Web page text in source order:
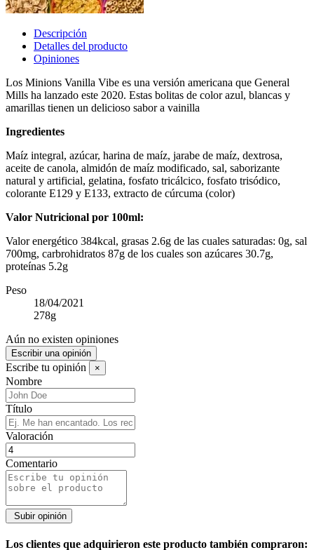
Descripción
Detalles del producto
Opiniones
Los Minions Vanilla Vibe es una versión americana que General
Mills ha lanzado este 2020. Estas bolitas de color azul, blancas y
amarillas tienen un delicioso sabor a vainilla
Ingredientes
Maíz integral, azúcar, harina de maíz, jarabe de maíz, dextrosa,
aceite de canola, almidón de maíz modificado, sal, saborizante
natural y artificial, gelatina, fosfato tricálcico, fosfato trisódico,
colorante E129 y E133, extracto de cúrcuma (color)
Valor Nutricional por 100ml:
Valor energético 384kcal, grasas 2.6g de las cuales saturadas: 0g, sal
700mg, carbrohidratos 87g de los cuales son azúcares 30.7g,
proteínas 5.2g
Peso
18/04/2021
278g
Aún no existen opiniones
Escribir una opinión
Escribe tu opinión ×
Nombre
Título
Valoración
Comentario
Los clientes que adquirieron este producto también compraron: